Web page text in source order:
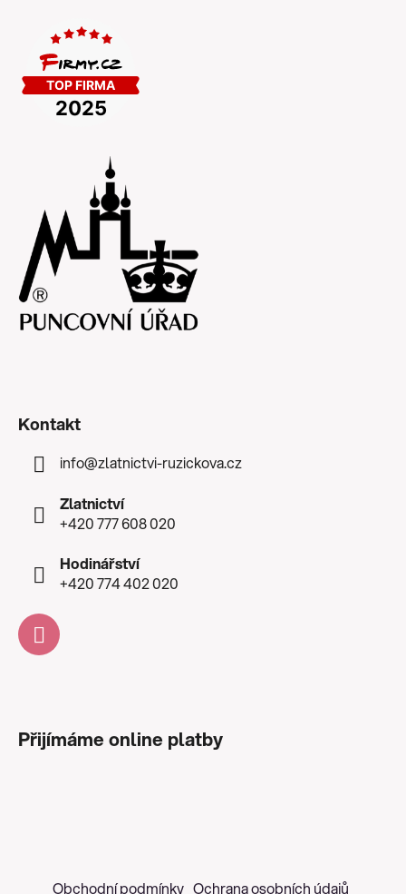
Kontakt
info@zlatnictvi-ruzickova.cz
Zlatnictví
+420 777 608 020
Hodinářství
+420 774 402 020
Přijímáme online platby
Obchodní podmínky Ochrana osobních údajů